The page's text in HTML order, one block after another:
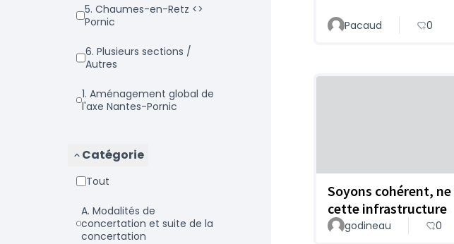
5. Chaumes-en-Retz <>
Pornic
6. Plusieurs sections /
Autres
1. Aménagement global de
l'axe Nantes-Pornic
Catégorie
Tout
a. Modalités de
concertation et suite de la
concertation
Pacaud 0
Soyons cohérent,
cette infrastructure
godineau 0